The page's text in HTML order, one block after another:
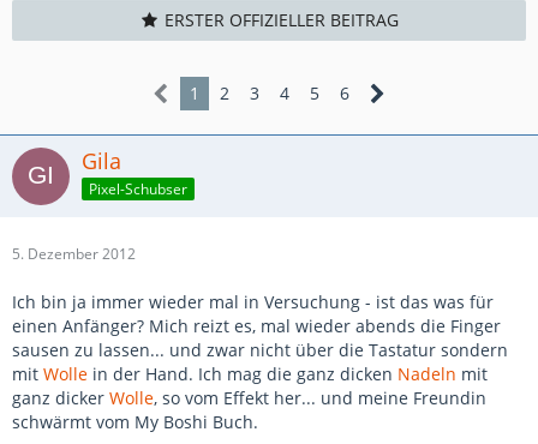
ERSTER OFFIZIELLER BEITRAG
1 2 3 4 5 6
Gila
Pixel-Schubser
5. Dezember 2012
Ich bin ja immer wieder mal in Versuchung - ist das was für
einen Anfänger? Mich reizt es, mal wieder abends die Finger
sausen zu lassen... und zwar nicht über die Tastatur sondern
mit Wolle in der Hand. Ich mag die ganz dicken Nadeln mit
ganz dicker Wolle, so vom Effekt her... und meine Freundin
schwärmt vom My Boshi Buch.